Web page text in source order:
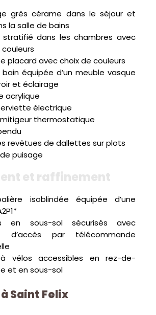
grès cérame dans le séjour et
la salle de bains
stratifié dans les chambres avec
placard avec choix de couleurs
équipée d’un meuble vasque
et éclairage
acrylique
électrique
thermostatique
revêtues de dallettes sur plots
puisage
et raffinement
isoblindée équipée d’une
en sous-sol sécurisés avec
d’accès par télécommande
à vélos accessibles en rez-de-
et en sous-sol
Saint Felix